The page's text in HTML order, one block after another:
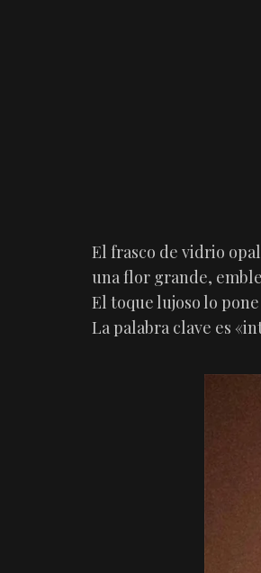
El frasco de vidrio
una flor grande,
El toque lujoso lo
La palabra clave es